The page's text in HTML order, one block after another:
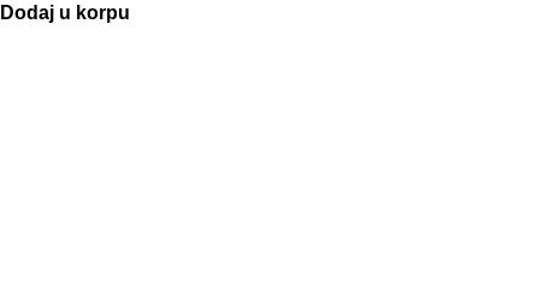
Dodaj u korpu